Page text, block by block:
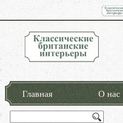
Главная О нас